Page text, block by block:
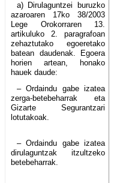
a) Dirulaguntzei buruzko
azaroaren 17ko 38/2003
Lege Orokorraren 13.
artikuluko 2. paragrafoan
zehaztutako egoeretako
batean daudenak. Egoera
horien artean, honako
hauek daude:
– Ordaindu gabe izatea
zerga-betebeharrak eta
Gizarte Segurantzari
lotutakoak.
– Ordaindu gabe izatea
dirulaguntzak itzultzeko
betebeharrak.